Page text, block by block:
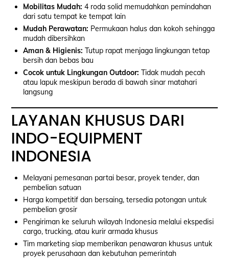
Mobilitas Mudah: 4 roda solid memudahkan pemindahan
dari satu tempat ke tempat lain
Mudah Perawatan: Permukaan halus dan kokoh sehingga
mudah dibersihkan
Aman & Higienis: Tutup rapat menjaga lingkungan tetap
bersih dan bebas bau
Cocok untuk Lingkungan Outdoor: Tidak mudah pecah
atau lapuk meskipun berada di bawah sinar matahari
langsung
LAYANAN KHUSUS DARI
INDO-EQUIPMENT
INDONESIA
Melayani pemesanan partai besar, proyek tender, dan
pembelian satuan
Harga kompetitif dan bersaing, tersedia potongan untuk
pembelian grosir
Pengiriman ke seluruh wilayah Indonesia melalui ekspedisi
cargo, trucking, atau kurir armada khusus
Tim marketing siap memberikan penawaran khusus untuk
proyek perusahaan dan kebutuhan pemerintah